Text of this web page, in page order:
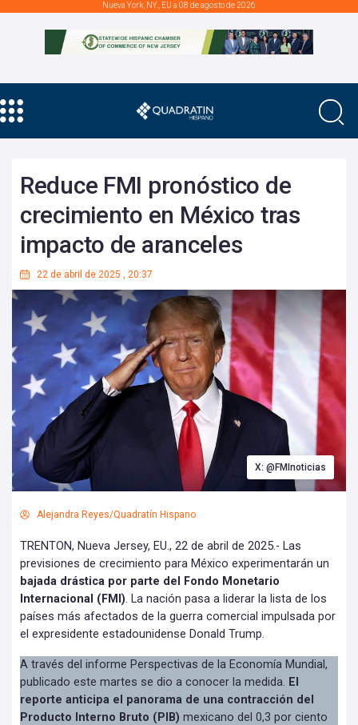
Nueva York, NY., EU a 08 de agosto de 2026
Reduce FMI pronóstico de
crecimiento en México tras
impacto de aranceles
22 de abril de 2025 , 20:37
X: @FMInoticias
Alejandra Reyes/Quadratín Hispano
TRENTON, Nueva Jersey, EU., 22 de abril de 2025.- Las
previsiones de crecimiento para México experimentarán un
bajada drástica por parte del Fondo Monetario
Internacional (FMI). La nación pasa a liderar la lista de los
países más afectados de la guerra comercial impulsada por
el expresidente estadounidense Donald Trump.
A través del informe Perspectivas de la Economía Mundial,
publicado este martes se dio a conocer la medida. El
reporte anticipa el panorama de una contracción del
Producto Interno Bruto (PIB) mexicano del 0,3 por ciento